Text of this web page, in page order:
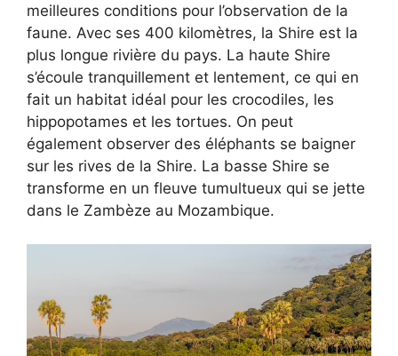
meilleures conditions pour l’observation de la
faune. Avec ses 400 kilomètres, la Shire est la
plus longue rivière du pays. La haute Shire
s’écoule tranquillement et lentement, ce qui en
fait un habitat idéal pour les crocodiles, les
hippopotames et les tortues. On peut
également observer des éléphants se baigner
sur les rives de la Shire. La basse Shire se
transforme en un fleuve tumultueux qui se jette
dans le Zambèze au Mozambique.